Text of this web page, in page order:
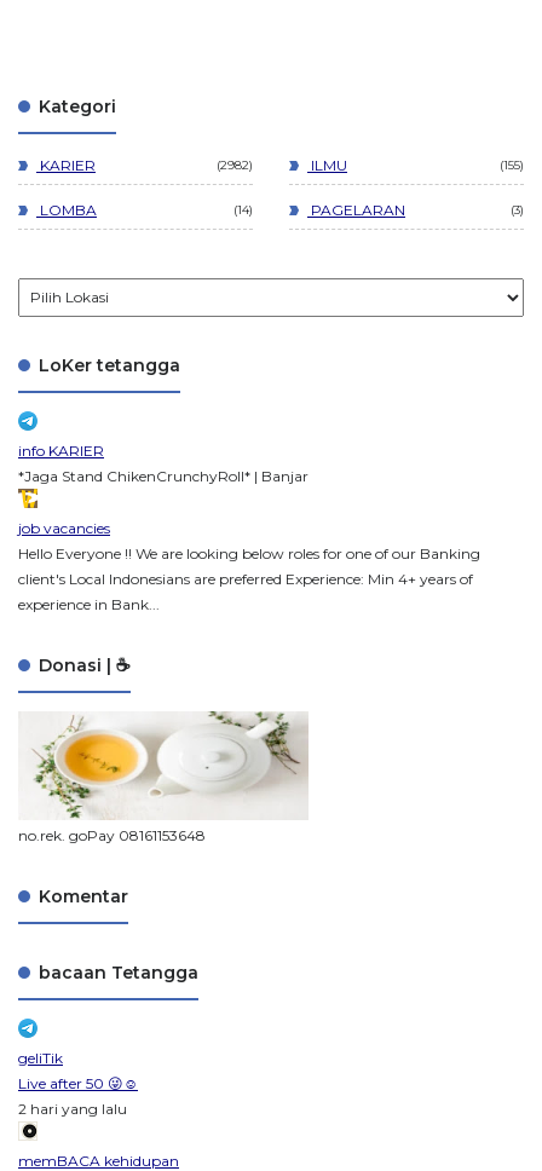
Kategori
KARIER 2982 ILMU 155
LOMBA 14 PAGELARAN 3
LoKer tetangga
info KARIER
*Jaga Stand ChikenCrunchyRoll* | Banjar
job vacancies
Hello Everyone !! We are looking below roles for one of our Banking
client's Local Indonesians are preferred Experience: Min 4+ years of
experience in Bank...
Donasi | ☕
no.rek. goPay 08161153648
Komentar
bacaan Tetangga
geliTik
Live after 50 😜☺️
2 hari yang lalu
memBACA kehidupan